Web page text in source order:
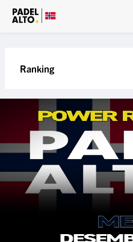
Ranking